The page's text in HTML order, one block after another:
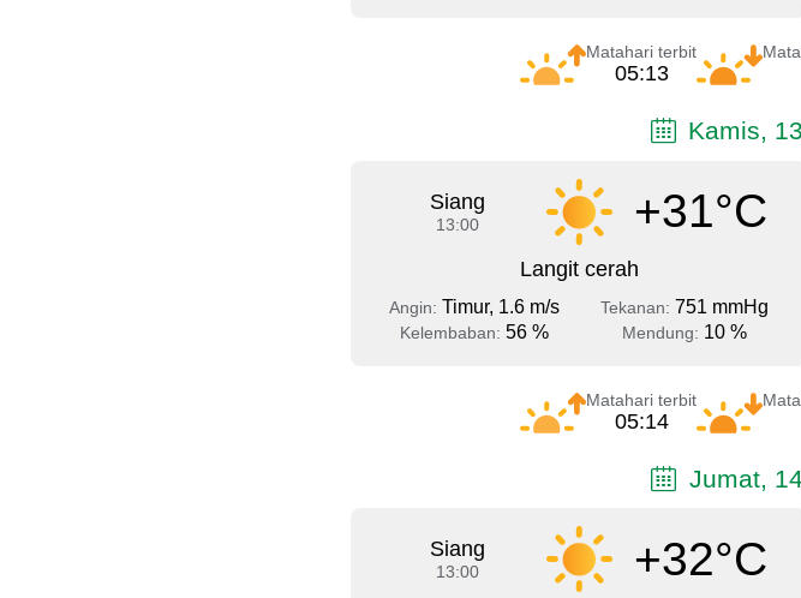
Matahari terbit
05:13
Kamis,
Siang
13:00 +31°C
Langit cerah
Angin: Timur, 1.6 m/s Tekanan: 751 mmHg
Kelembaban: 56 % Mendung: 10 %
Matahari terbit
05:14
Jumat,
Siang
13:00 +32°C